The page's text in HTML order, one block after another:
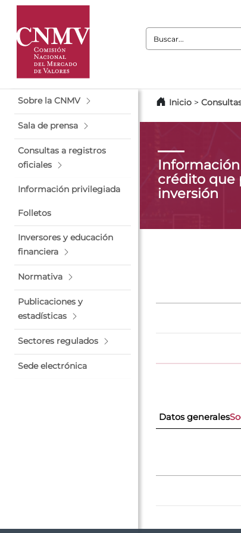
Buscar:
Sobre la CNMV
Sala de prensa
Consultas a registros
oficiales
Información privilegiada
Folletos
Inversores y educación
financiera
Normativa
Publicaciones y
estadísticas
Sectores regulados
Sede electrónica
Inicio >
crédito que
inversión
Datos generales